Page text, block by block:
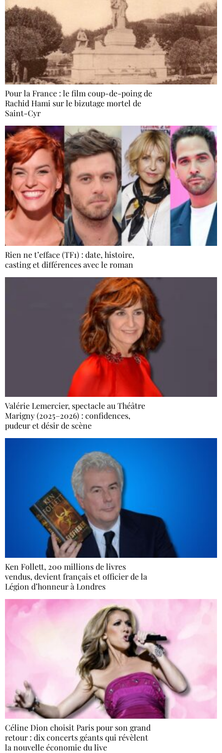
Pour la France : le film coup-de-poing de
Rachid Hami sur le bizutage mortel de
Saint-Cyr
Rien ne t’efface (TF1) : date, histoire,
casting et différences avec le roman
Valérie Lemercier, spectacle au Théâtre
Marigny (2025–2026) : confidences,
pudeur et désir de scène
Ken Follett, 200 millions de livres
vendus, devient français et officier de la
Légion d’honneur à Londres
Céline Dion choisit Paris pour son grand
retour : dix concerts géants qui révèlent
la nouvelle économie du live